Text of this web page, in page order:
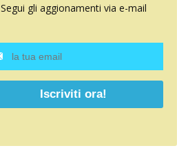
Segui gli aggionamenti via e-mail